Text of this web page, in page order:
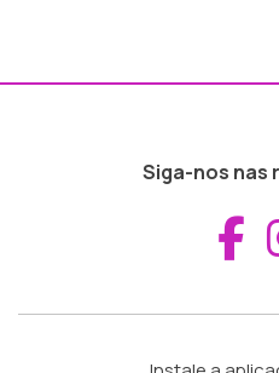
Siga-nos nas